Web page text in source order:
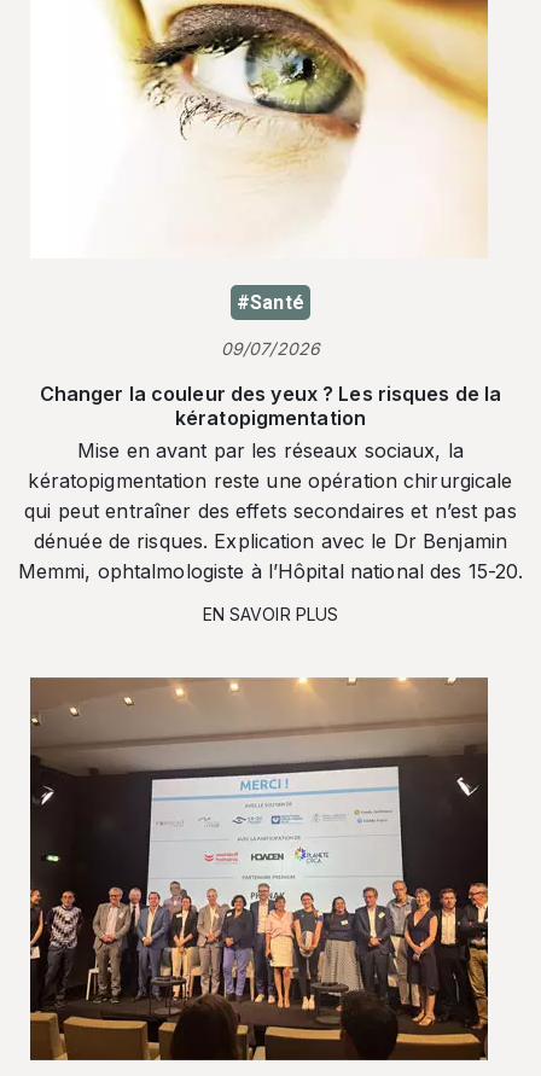
#Santé
09/07/2026
Changer la couleur des yeux ? Les risques de la
kératopigmentation
Mise en avant par les réseaux sociaux, la
kératopigmentation reste une opération chirurgicale
qui peut entraîner des effets secondaires et n’est pas
dénuée de risques. Explication avec le Dr Benjamin
Memmi, ophtalmologiste à l’Hôpital national des 15-20.
EN SAVOIR PLUS